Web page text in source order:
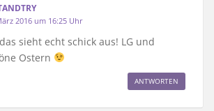
2016 um 16:25 Uhr
sieht echt schick aus! LG und
Ostern
ANTWORTEN